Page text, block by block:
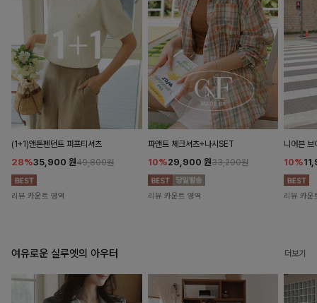
(1+1)앤튼펜던트 퍼프티셔츠
28%35,900 원49,800원
리뷰 카운트 영역
파앤트 체크셔츠+나시SET
10%29,900 원33,200원
리뷰 카운트 영역
니어븐 브
10%
리뷰 카운
여유로운 실루엣의 아우터 더보기